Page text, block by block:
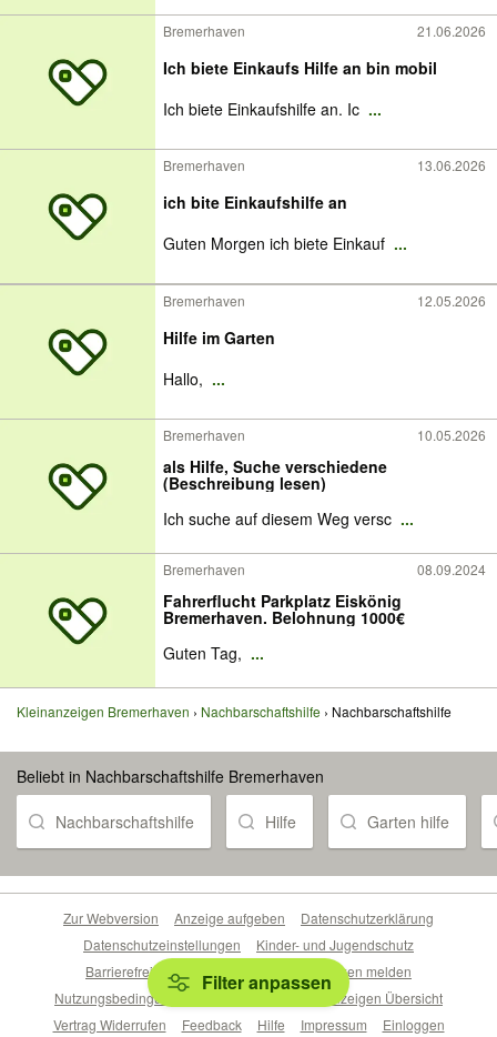
Bremerhaven 21.06.2026
Ich biete Einkaufs Hilfe an bin mobil
Ich biete Einkaufshilfe an. Ic ...
Bremerhaven 13.06.2026
ich bite Einkaufshilfe an
Guten Morgen ich biete Einkauf ...
Bremerhaven 12.05.2026
Hilfe im Garten
Hallo, ...
Bremerhaven 10.05.2026
als Hilfe, Suche verschiedene
(Beschreibung lesen)
Ich suche auf diesem Weg versc ...
Bremerhaven 08.09.2024
Fahrerflucht Parkplatz Eiskönig
Bremerhaven. Belohnung 1000€
Guten Tag, ...
Kleinanzeigen Bremerhaven Nachbarschaftshilfe Nachbarschaftshilfe
Beliebt in Nachbarschaftshilfe Bremerhaven
Nachbarschaftshilfe Hilfe Garten hilfe
Filter anpassen
Zur Webversion Anzeige aufgeben
Datenschutzerklärung
Datenschutzeinstellungen
Kinder- und Jugendschutz
Barrierefreiheitserklärung
Sicherheitslücken melden
Nutzungsbedingungen
Beliebte Suchen
Anzeigen Übersicht
Vertrag Widerrufen
Feedback Hilfe Impressum Einloggen